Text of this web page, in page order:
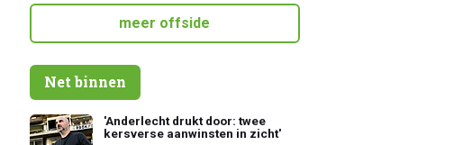
meer offside
Net binnen
'Anderlecht drukt door: twee
kersverse aanwinsten in zicht'